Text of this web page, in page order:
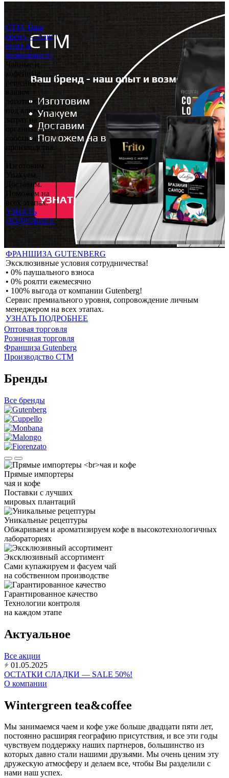
СТМ. Ваш
бренд — наш
опыт и
возможности
Чайные и
кофейные
решения с
вашим
логотипом
под ключ без
затрат на
организацию
собственного
производства.
Изготовим.
Упакуем.
Доставим.
Поможем на
всех этапах.
УЗНАТЬ
ПОДРОБНЕЕ
ФРАНШИЗА GUTENBERG
Эксклюзивные условия сотрудничества!
• 0% паушального взноса
• 0% роялти ежемесячно
• 100% выгода от компании Gutenberg!
Сервис премиального уровня, сопровождение личным
менеджером на всех этапах.
УЗНАТЬ ПОДРОБНЕЕ
Оптовая торговля
Розничная торговля
Франшиза Gutenberg
Производство СТМ
Бренды
Все бренды
Прямые импортеры
чая и кофе
Поставки с лучших
мировых плантаций
Уникальные рецептуры
Обжариваем и ароматизируем кофе в высокотехнологичных
лабораториях
Эксклюзивный ассортимент
Сами купажируем и фасуем чай
на собственном производстве
Гарантированное качество
Технологии контроля
на каждом этапе
Актуальное
Все акции
01.05.2025
ОСТАТКИ СЛАДКИ — SALE 50%!
О компании
Wintergreen tea&coffee
Мы занимаемся чаем и кофе уже больше двадцати пяти лет,
постоянно расширяя географию присутствия, и все эти годы
чувствуем поддержку наших партнеров, большинство из
которых давно стали нашими друзьями. Мы очень ценим эту
дружескую атмосферу и делаем все, чтобы Вы разделили с
нами наш успех.